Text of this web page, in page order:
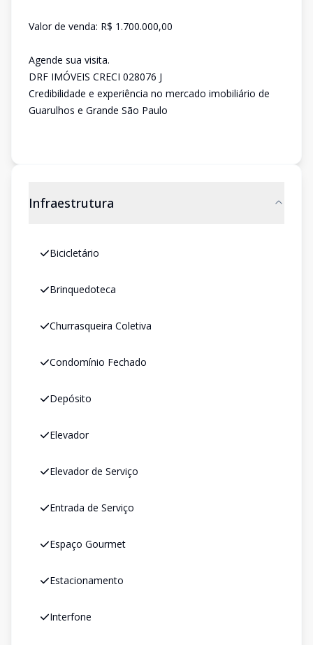
Valor de venda: R$ 1.700.000,00
Agende sua visita.
DRF IMÓVEIS CRECI 028076 J
Credibilidade e experiência no mercado imobiliário de
Guarulhos e Grande São Paulo
Infraestrutura
Bicicletário
Brinquedoteca
Churrasqueira Coletiva
Condomínio Fechado
Depósito
Elevador
Elevador de Serviço
Entrada de Serviço
Espaço Gourmet
Estacionamento
Interfone